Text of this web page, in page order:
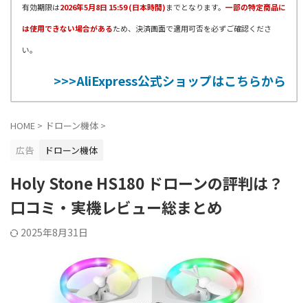
有効期限は2026年5月8日 15:59 (日本時間)までとなります。 一部の特定商品に
は使用できない場合があるため、決済画面で適用可否を必ずご確認くださ
い。
>>>AliExpress公式ショップはこちらから
HOME > ドローン機体 >
広告
ドローン機体
Holy Stone HS180 ドローンの評判は？
口コミ・実機レビュー総まとめ
2025年8月31日